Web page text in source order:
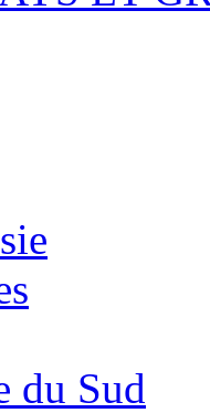
du Sud